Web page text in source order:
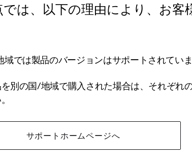
では、以下の理由により、お客
域では製品のバージョンはサポートされていま
別の国/地域で購入された場合は、それぞれ
サポートホームページへ